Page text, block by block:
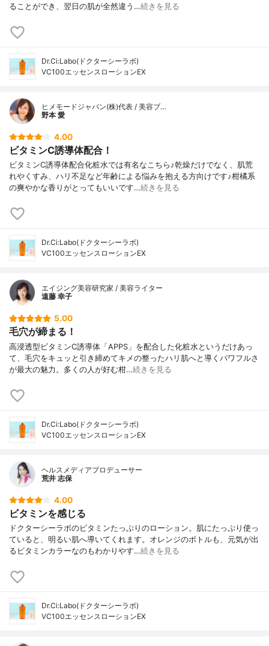
ることができ、翌日の肌が全然違う…続きを見る
Dr.Ci:Labo(ドクターシーラボ)
VC100エッセンスローションEX
ヒメモードジャパン(株)代表 / 美容ブ…
野本 愛
4.00
ビタミンC誘導体配合！
ビタミンC誘導体配合化粧水では有名なこちら♪乾燥だけでなく、肌荒
れやくすみ、ハリ不足など年齢による悩みを抱える方向けです♪柑橘系
の爽やかな香りがとってもいいです…続きを見る
Dr.Ci:Labo(ドクターシーラボ)
VC100エッセンスローションEX
エイジング美容研究家 / 美容ライター
遠藤 幸子
5.00
毛穴が締まる！
高浸透型ビタミンC誘導体「APPS」を配合した化粧水というだけあっ
て、毛穴をキュッと引き締めてキメの整ったハリ肌へと導くパワフルさ
が最大の魅力。多くの人が好む柑…続きを見る
Dr.Ci:Labo(ドクターシーラボ)
VC100エッセンスローションEX
ヘルスメディアプロデューサー
荒井 志保
4.00
ビタミンを感じる
ドクターシーラボのビタミンたっぷりのローション。肌にたっぷり使っ
ていると、明るい肌へ導いてくれます。オレンジのボトルも、元気が出
るビタミンカラーなのもわかりやす…続きを見る
Dr.Ci:Labo(ドクターシーラボ)
VC100エッセンスローションEX